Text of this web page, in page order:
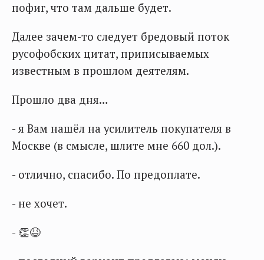
пофиг, что там дальше будет.
Далее зачем-то следует бредовый поток
русофобских цитат, приписываемых
известным в прошлом деятелям.
Прошло два дня…
- я Вам нашёл на усилитель покупателя в
Москве (в смысле, шлите мне 660 дол.).
- отлично, спасибо. По предоплате.
- не хочет.
- 👏😆